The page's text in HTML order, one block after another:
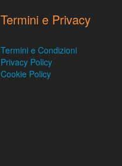
Termini e Privacy
Termini e Condizioni
Privacy Policy
Cookie Policy